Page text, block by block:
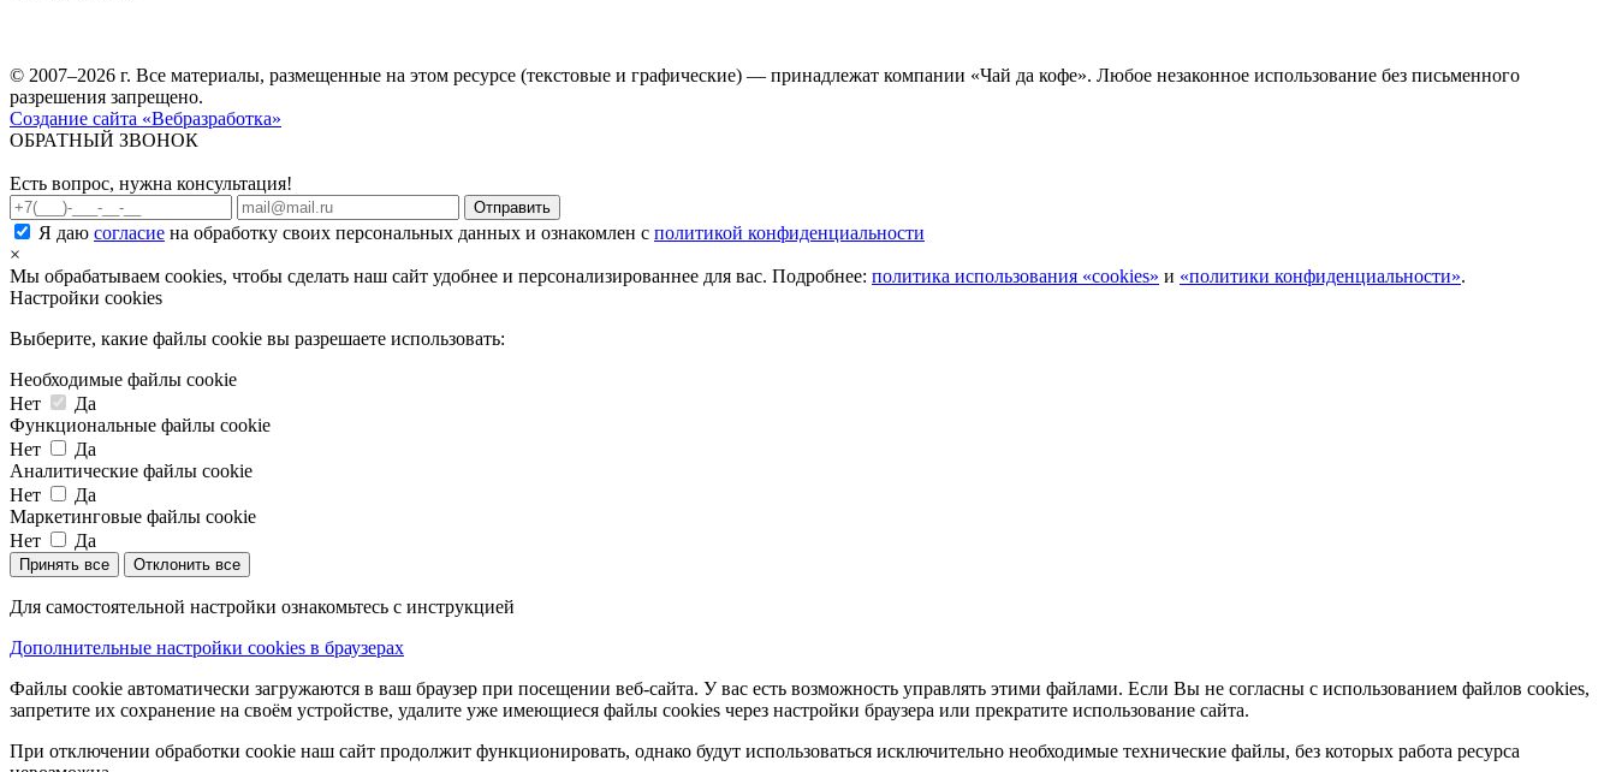
© 2007–2026 г. Все материалы, размещенные на этом ресурсе (текстовые и графические) — принадлежат компании «Чай да кофе». Любое незаконное использование без письменного
разрешения запрещено.
Создание сайта «Вебразработка»
ОБРАТНЫЙ ЗВОНОК
Есть вопрос, нужна консультация!
Я даю согласие на обработку своих персональных данных и ознакомлен с политикой конфиденциальности
×
Мы обрабатываем cookies, чтобы сделать наш сайт удобнее и персонализированнее для вас. Подробнее: политика использования «cookies» и «политики конфиденциальности».
Настройки cookies
Выберите, какие файлы cookie вы разрешаете использовать:
Необходимые файлы cookie
Нет
Да
Функциональные файлы cookie
Нет
Да
Аналитические файлы cookie
Нет
Да
Маркетинговые файлы cookie
Нет
Да
Принять все Отклонить все
Для самостоятельной настройки ознакомьтесь с инструкцией
Дополнительные настройки cookies в браузерах
Файлы cookie автоматически загружаются в ваш браузер при посещении веб-сайта. У вас есть возможность управлять этими файлами. Если Вы не согласны с использованием файлов cookies,
запретите их сохранение на своём устройстве, удалите уже имеющиеся файлы cookies через настройки браузера или прекратите использование сайта.
При отключении обработки cookie наш сайт продолжит функционировать, однако будут использоваться исключительно необходимые технические файлы, без которых работа ресурса